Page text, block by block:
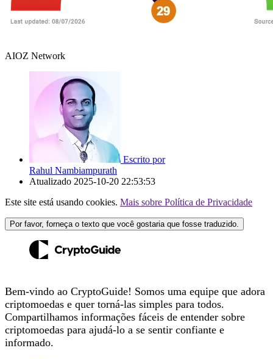
AIOZ Network
Escrito por
Rahul Nambiampurath
Atualizado 2025-10-20 22:53:53
Este site está usando cookies. Mais sobre Política de Privacidade
Por favor, forneça o texto que você gostaria que fosse traduzido.
Bem-vindo ao CryptoGuide! Somos uma equipe que adora
criptomoedas e quer torná-las simples para todos.
Compartilhamos informações fáceis de entender sobre
criptomoedas para ajudá-lo a se sentir confiante e
informado.